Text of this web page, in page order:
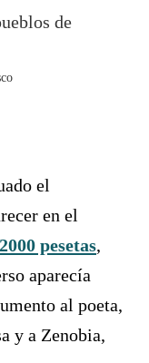
el
en el
pesetas,
aparecía
al poeta,
y a Zenobia,